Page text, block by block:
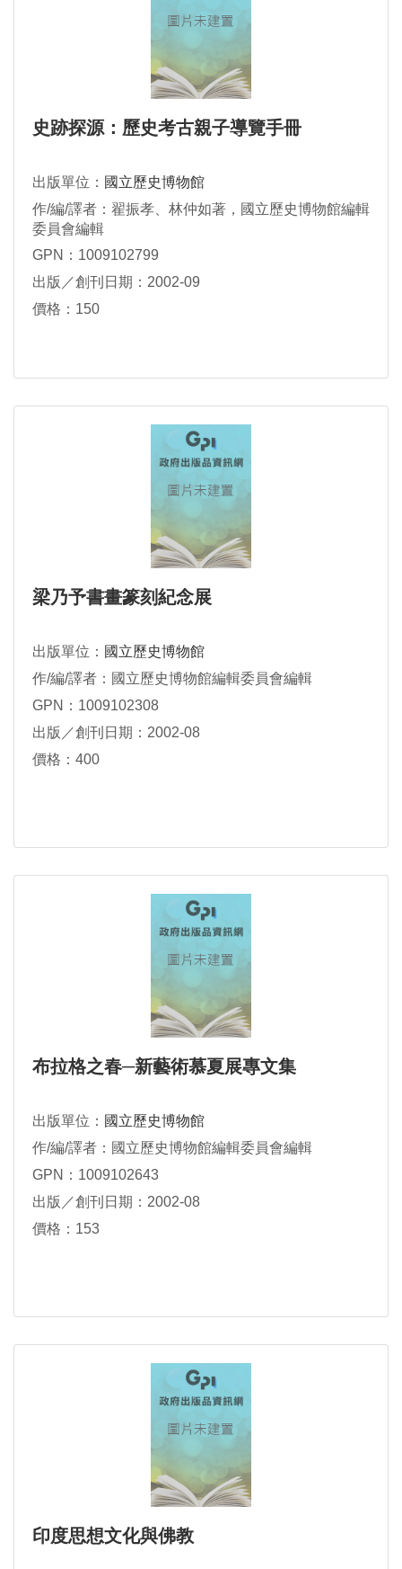
史跡探源：歷史考古親子導覽手冊
出版單位： 國立歷史博物館
作/編/譯者：翟振孝、林仲如著，國立歷史博物館編輯
委員會編輯
GPN：1009102799
出版／創刊日期：2002-09
價格：150
梁乃予書畫篆刻紀念展
出版單位： 國立歷史博物館
作/編/譯者：國立歷史博物館編輯委員會編輯
GPN：1009102308
出版／創刊日期：2002-08
價格：400
布拉格之春─新藝術慕夏展專文集
出版單位： 國立歷史博物館
作/編/譯者：國立歷史博物館編輯委員會編輯
GPN：1009102643
出版／創刊日期：2002-08
價格：153
印度思想文化與佛教